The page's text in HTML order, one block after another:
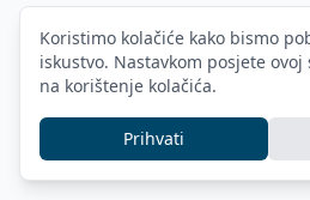
Koristimo kolačiće kako bismo
iskustvo. Nastavkom posjete
na korištenje kolačića.
Prihvati